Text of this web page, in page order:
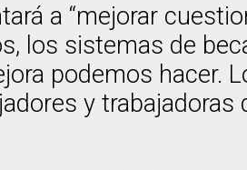
a “mejorar
los sistemas de
podemos hacer.
y trabajadoras